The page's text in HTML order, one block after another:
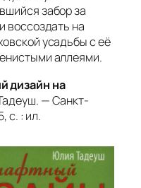
забор за
воссоздать на
усадьбы с её
аллеями.
дизайн на
— Санкт-
с. : ил.